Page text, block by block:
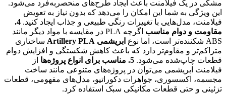
مشکی در یک فیلامنت باعث ایجاد طرح‌های منحصربه‌فرد می‌شود.
این ویژگی به شما این امکان را می‌دهد که بدون نیاز به تعویض
فیلامنت، مدل‌هایی با تغییرات رنگی طبیعی و جذاب ایجاد کنید.
4.
مقاومت و دوام مناسب
اگرچه PLA در مقایسه با مواد دیگر مانند
ABS شکننده‌تر است، اما نوع
ابریشمی Artillery PLA
ساختاری
متراکم‌تر و مقاوم‌تر دارد که باعث کاهش شکستگی و افزایش دوام
قطعات چاپ‌شده می‌شود. 5. مناسب برای انواع پروژه‌ها
از
فیلامنت ابریشمی می‌توان در پروژه‌های متنوعی مانند ساخت
مجسمه، اکسسوری، جواهرات دکوراتیو، مدل‌های مفهومی، قطعات
تزئینی و حتی قطعات مکانیکی سبک استفاده کرد.